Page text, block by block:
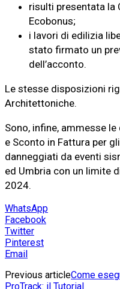
risulti presentata la
Ecobonus;
i lavori di edilizia
stato firmato un
dell’acconto.
Le stesse disposizioni
Architettoniche.
Sono, infine, ammesse
e Sconto in Fattura per
danneggiati da eventi
ed Umbria con un limite
2024.
WhatsApp
Facebook
Twitter
Pinterest
Email
Previous articleCome
ProTrack: il Tutorial